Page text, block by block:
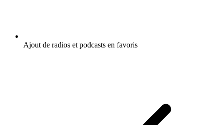
Ajout de radios et podcasts en favoris